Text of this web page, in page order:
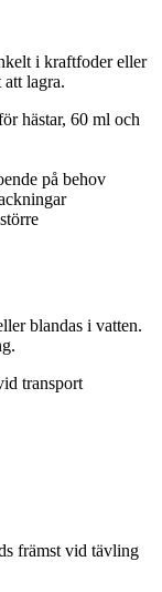
i kraftfoder eller
lagra.
hästar, 60 ml och
på behov
blandas i vatten.
transport
främst vid tävling